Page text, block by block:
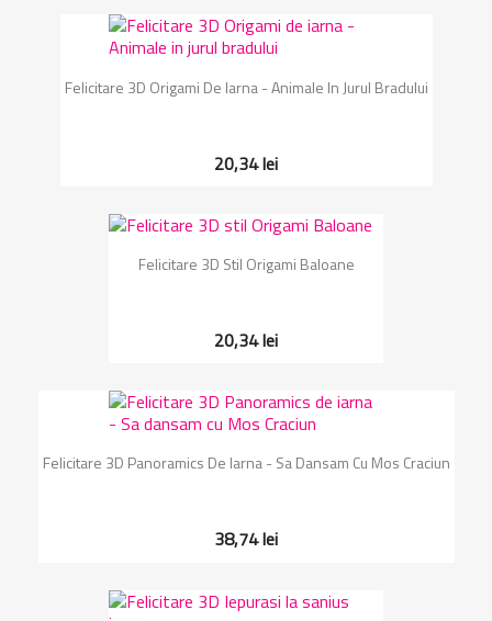
Felicitare 3D Origami De Iarna - Animale In Jurul Bradului
20,34 lei
Felicitare 3D Stil Origami Baloane
20,34 lei
Felicitare 3D Panoramics De Iarna - Sa Dansam Cu Mos Craciun
38,74 lei